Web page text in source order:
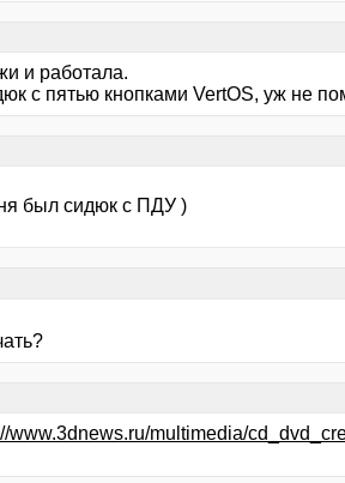
и работала.
с пятью кнопками VertOS, уж не
был сидюк с ПДУ )
www.3dnews.ru/multimedia/